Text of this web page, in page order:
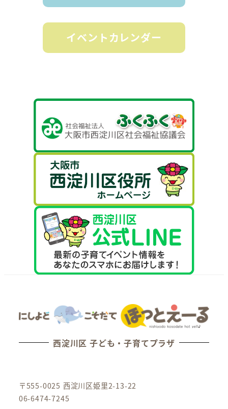
イベントカレンダー
西淀川区 子ども・子育てプラザ
〒555-0025 西淀川区姫里2-13-22
06-6474-7245